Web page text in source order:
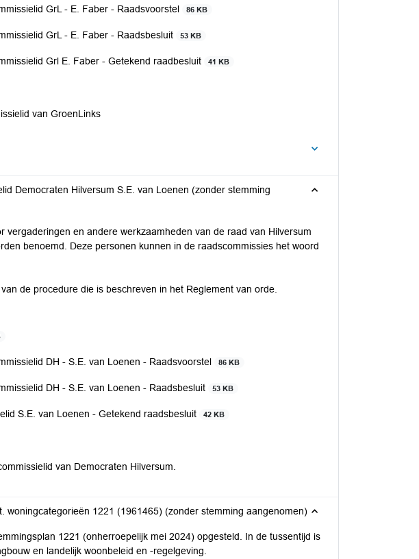
GrL - E. Faber - Raadsvoorstel 86 KB
GrL - E. Faber - Raadsbesluit 53 KB
Grl E. Faber - Getekend raadbesluit 41 KB
van GroenLinks
S.E. van Loenen (zonder stemming
vergaderingen en andere werkzaamheden van de raad van Hilversum
benoemd. Deze personen kunnen in de raadscommissies het woord
de procedure die is beschreven in het Reglement van orde.
DH - S.E. van Loenen - Raadsvoorstel 86 KB
DH - S.E. van Loenen - Raadsbesluit 53 KB
S.E. van Loenen - Getekend raadsbesluit 42 KB
van Democraten Hilversum.
woningcategorieën 1221 (1961465) (zonder stemming aangenomen)
1221 (onherroepelijk mei 2024) opgesteld. In de tussentijd is
en landelijk woonbeleid en -regelgeving.